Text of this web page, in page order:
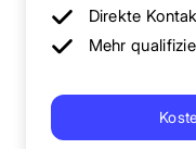
Direkte
Mehr